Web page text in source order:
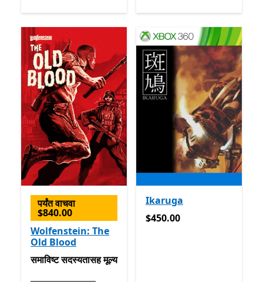
पर्यंत वाचवा
$840.00
Wolfenstein: The
Old Blood
समाविष्ट सदस्यतासह मूल्य Game Pass
समाविष्टसदस्यतासह मूल्य
Ikaruga
$450.00
$450.00